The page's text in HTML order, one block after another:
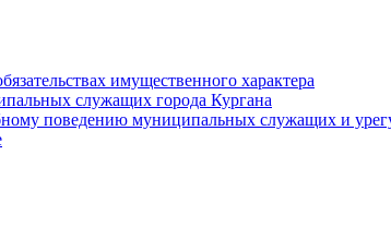
имущественного характера
служащих города Кургана
поведению муниципальных служащих и